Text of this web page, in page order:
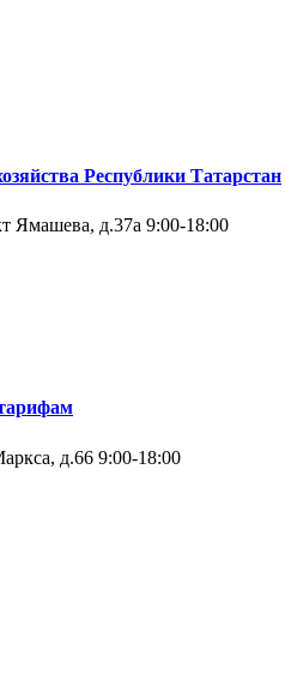
Республики Татарстан
Ямашева, д.37а 9:00-18:00
д.66 9:00-18:00